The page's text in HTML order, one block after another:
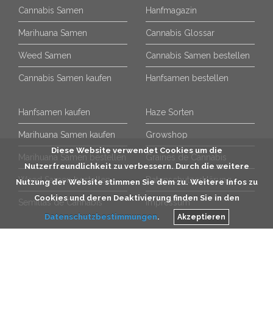
Cannabis Samen
Marihuana Samen
Weed Samen
Cannabis Samen kaufen
Hanfmagazin
Cannabis Glossar
Cannabis Samen bestellen
Hanfsamen bestellen
Hanfsamen kaufen
Marihuana Samen kaufen
Marihuana Samen bestellen
Weed Samen bestellen
Semillas de Cannabis
Haze Sorten
Growshop
Graines de Cannabis
Datenschutzerklärung
Impressum
Diese Website verwendet Cookies um die
Nutzerfreundlichkeit zu verbessern. Durch die weitere
Nutzung der Website stimmen Sie dem zu. Weitere Infos zu
Cookies und deren Deaktivierung finden Sie in den
Datenschutzbestimmungen. Akzeptieren